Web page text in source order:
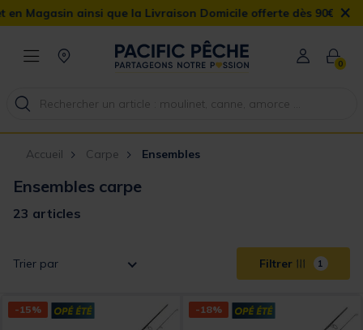
ainsi que la Livraison Domicile offerte dès 90€ ×
0
Accueil Carpe Ensembles
Ensembles carpe
23 articles
Trier par Filtrer 1
-15% -18%